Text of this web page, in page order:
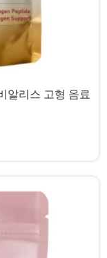
알리스 고형 음료